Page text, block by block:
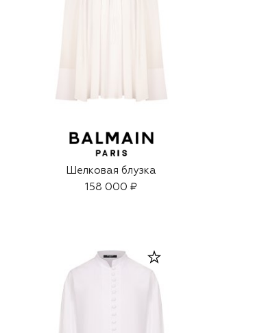
Шелковая блузка
158 000 ₽